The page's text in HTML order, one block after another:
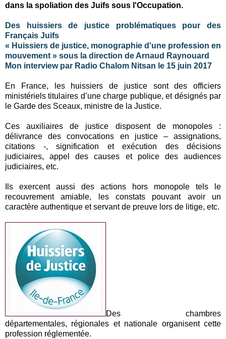
dans la spoliation des Juifs sous l'Occupation.
Des huissiers de justice problématiques pour des
Français Juifs
« Huissiers de justice, monographie d'une profession en
mouvement » sous la direction de Arnaud Raynouard
Mon interview par Radio Chalom Nitsan le 15 juin 2017
En France, les huissiers de justice sont des officiers
ministériels titulaires d’une charge publique, et désignés par
le Garde des Sceaux, ministre de la Justice.
Ces auxiliaires de justice disposent de monopoles :
délivrance des convocations en justice – assignations,
citations -, signification et exécution des décisions
judiciaires, appel des causes et police des audiences
judiciaires, etc.
Ils exercent aussi des actions hors monopole tels le
recouvrement amiable, les constats pouvant avoir un
caractère authentique et servant de preuve lors de litige, etc.
Des chambres
départementales, régionales et nationale organisent cette
profession réglementée.